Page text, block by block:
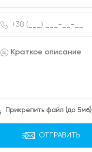
Прикрепить файл (до 5мб)
ОТПРАВИТЬ